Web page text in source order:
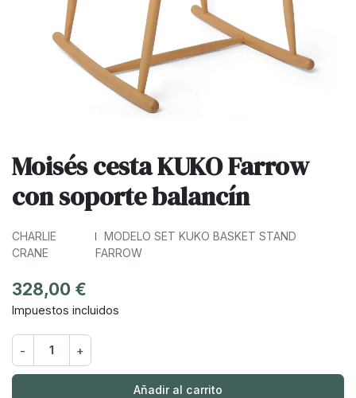
Moisés cesta KUKO Farrow
con soporte balancín
CHARLIE
CRANE
MODELO SET KUKO BASKET STAND
FARROW
328,00 €
Impuestos incluidos
- +
Añadir al carrito